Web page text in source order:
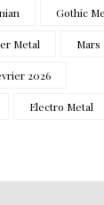
Gothic
Metal Mars
2026
Electro Metal